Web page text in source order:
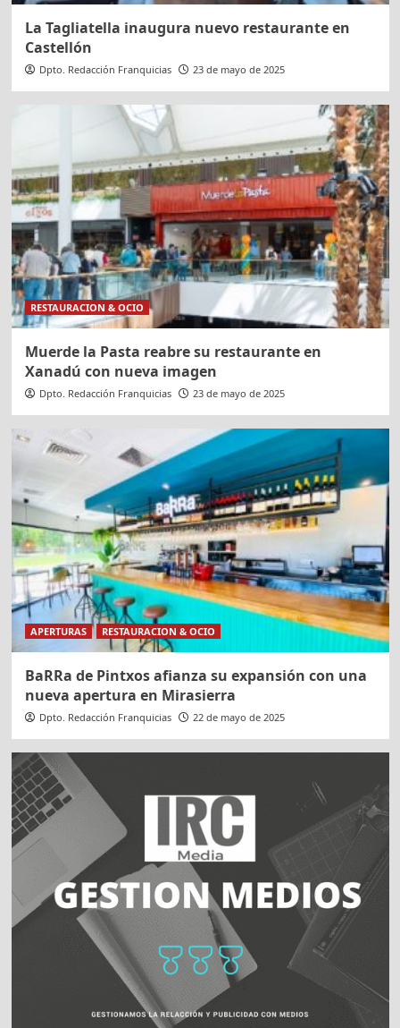
La Tagliatella inaugura nuevo restaurante en
Castellón
Dpto. Redacción Franquicias 23 de mayo de 2025
RESTAURACION & OCIO
Muerde la Pasta reabre su restaurante en
Xanadú con nueva imagen
Dpto. Redacción Franquicias 23 de mayo de 2025
APERTURAS RESTAURACION & OCIO
BaRRa de Pintxos afianza su expansión con una
nueva apertura en Mirasierra
Dpto. Redacción Franquicias 22 de mayo de 2025